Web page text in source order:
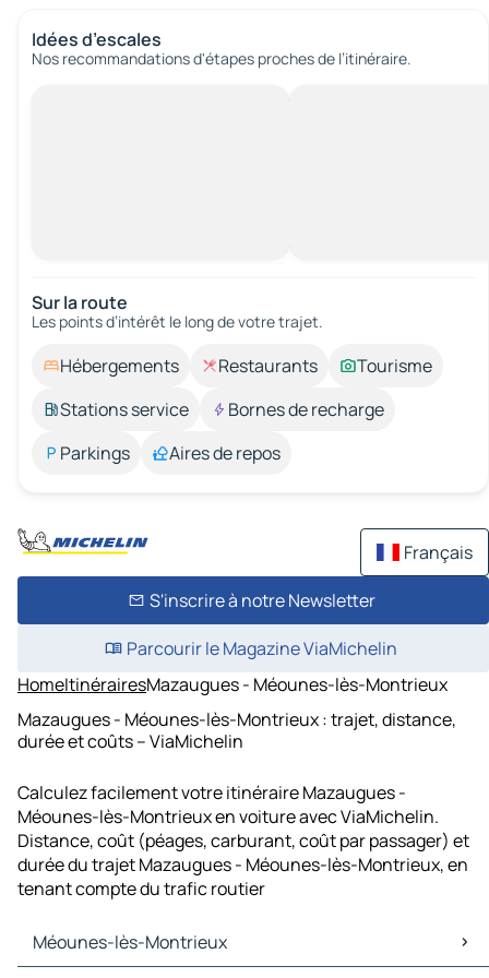
Idées d’escales
Nos recommandations d'étapes proches de l’itinéraire.
Sur la route
Les points d’intérêt le long de votre trajet.
Hébergements Restaurants
Tourisme
Stations service
Bornes de recharge
Parkings
Aires de repos
Français
S'inscrire à notre Newsletter
Parcourir le Magazine ViaMichelin
HomeItinérairesMazaugues - Méounes-lès-Montrieux
Mazaugues - Méounes-lès-Montrieux : trajet, distance,
durée et coûts – ViaMichelin
Calculez facilement votre itinéraire Mazaugues -
Méounes-lès-Montrieux en voiture avec ViaMichelin.
Distance, coût (péages, carburant, coût par passager) et
durée du trajet Mazaugues - Méounes-lès-Montrieux, en
tenant compte du trafic routier
Méounes-lès-Montrieux